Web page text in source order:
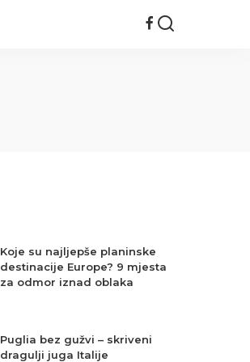
Koje su najljepše planinske
destinacije Europe? 9 mjesta
za odmor iznad oblaka
Puglia bez gužvi – skriveni
dragulji juga Italije